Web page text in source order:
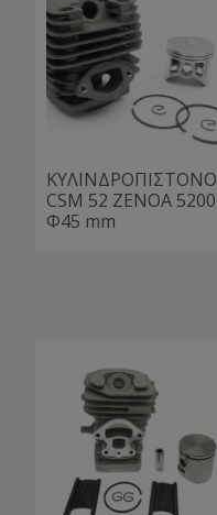
ΚΥΛΙΝΔΡΟΠΙΣΤΟΝΟ
CSM 52 ΖΕΝΟA 5200
Φ45 mm